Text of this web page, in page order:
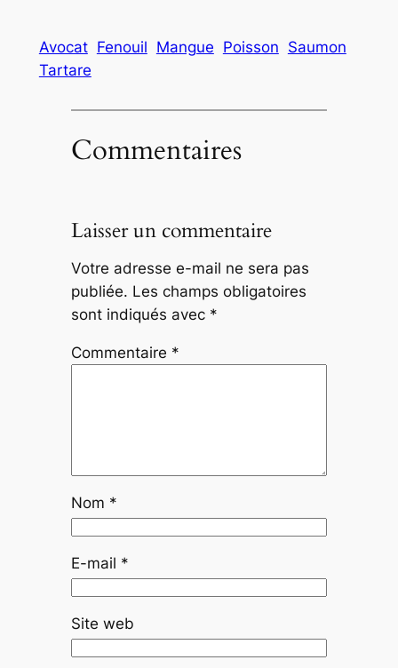
Avocat Fenouil Mangue Poisson Saumon
Tartare
Commentaires
Laisser un commentaire
Votre adresse e-mail ne sera pas
publiée. Les champs obligatoires
sont indiqués avec *
Commentaire *
Nom *
E-mail *
Site web